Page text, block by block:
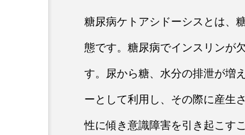
糖尿病ケトアシドーシスとは、
態です。糖尿病でインスリンが
す。尿から糖、水分の排泄が増
ーとして利用し、その際に産生
性に傾き意識障害を引き起こす